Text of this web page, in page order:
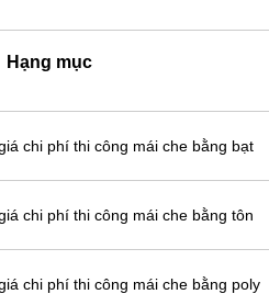
Hạng mục
chi phí thi công mái che bằng bạt
chi phí thi công mái che bằng tôn
chi phí thi công mái che bằng poly